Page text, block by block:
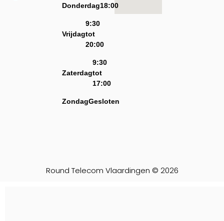
Donderdag18:00
Vrijdag
9:30
tot
20:00
Zaterdag
9:30
tot
17:00
ZondagGesloten
Round Telecom Vlaardingen © 2026